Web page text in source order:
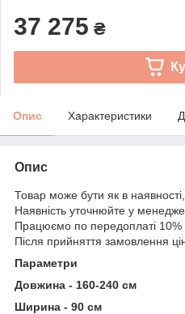
37 275 ₴
Опис Характеристики
Опис
Товар може бути як в
Наявність уточнюйте у
Працюємо по передоплаті 10%
Після прийняття замовлення
Параметри
Довжина - 160-240 см
Ширина - 90 см